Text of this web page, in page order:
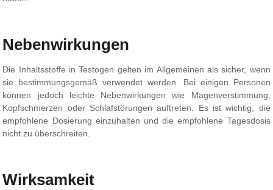
Nebenwirkungen
Die Inhaltsstoffe in Testogen gelten im Allgemeinen als sicher, wenn
sie bestimmungsgemäß verwendet werden. Bei einigen Personen
können jedoch leichte Nebenwirkungen wie Magenverstimmung,
Kopfschmerzen oder Schlafstörungen auftreten. Es ist wichtig, die
empfohlene Dosierung einzuhalten und die empfohlene Tagesdosis
nicht zu überschreiten.
Wirksamkeit